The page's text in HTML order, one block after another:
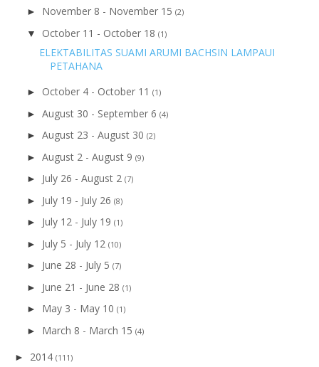
► November 8 - November 15 (2)
▼ October 11 - October 18 (1)
ELEKTABILITAS SUAMI ARUMI BACHSIN LAMPAUI
PETAHANA
► October 4 - October 11 (1)
► August 30 - September 6 (4)
► August 23 - August 30 (2)
► August 2 - August 9 (9)
► July 26 - August 2 (7)
► July 19 - July 26 (8)
► July 12 - July 19 (1)
► July 5 - July 12 (10)
► June 28 - July 5 (7)
► June 21 - June 28 (1)
► May 3 - May 10 (1)
► March 8 - March 15 (4)
► 2014 (111)